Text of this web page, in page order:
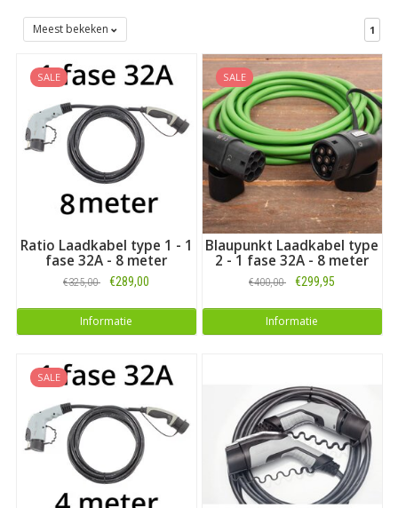
voor 32A, zoals onderstaand te vinden.
De belangrijkste eigenschappen van een kabel Type 1:
Deze is altijd 1-fasig
Meestal geschikt voor 16 ampère, soms ook voor32
ampère
'Type 1' heeft betrekking op het soort stekker aan de zijde
van de auto
Aan de zijde van de openbare of outlet laadpaal heeft de
kabel stekker Type 2
Een Type 1-aansluiting is 5-pins, zoals de afbeelding laat
Laden met Type 1 kabel 16A of 32A?
Meest bekeken 1
SALE
Ratio Laadkabel type 1 - 1
fase 32A - 8 meter
€325,00 €289,00
Informatie
SALE
Blaupunkt Laadkabel type
2 - 1 fase 32A - 8 meter
€400,00 €299,95
Informatie
SALE